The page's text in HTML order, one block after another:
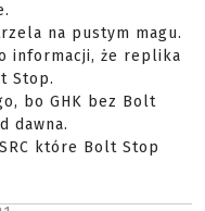
na pustym magu.
informacji, że replika
Stop.
bo GHK bez Bolt
dawna.
które Bolt Stop